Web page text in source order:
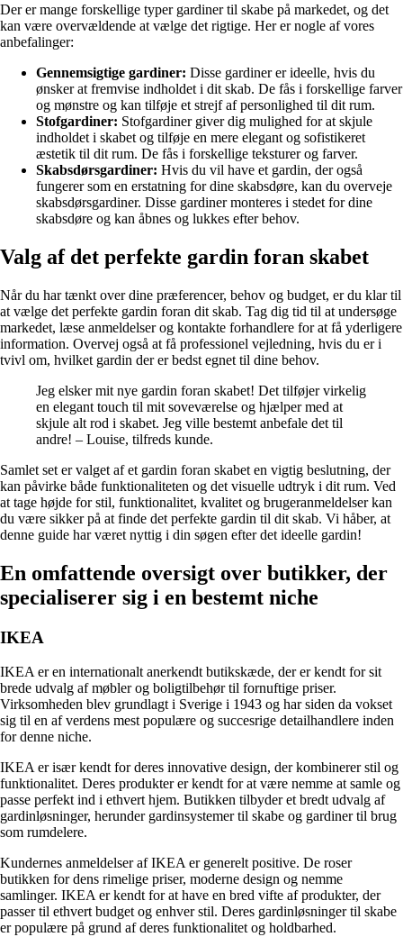
Der er mange forskellige typer gardiner til skabe på markedet, og det
kan være overvældende at vælge det rigtige. Her er nogle af vores
anbefalinger:
Gennemsigtige gardiner: Disse gardiner er ideelle, hvis du
ønsker at fremvise indholdet i dit skab. De fås i forskellige farver
og mønstre og kan tilføje et strejf af personlighed til dit rum.
Stofgardiner: Stofgardiner giver dig mulighed for at skjule
indholdet i skabet og tilføje en mere elegant og sofistikeret
æstetik til dit rum. De fås i forskellige teksturer og farver.
Skabsdørsgardiner: Hvis du vil have et gardin, der også
fungerer som en erstatning for dine skabsdøre, kan du overveje
skabsdørsgardiner. Disse gardiner monteres i stedet for dine
skabsdøre og kan åbnes og lukkes efter behov.
Valg af det perfekte gardin foran skabet
Når du har tænkt over dine præferencer, behov og budget, er du klar til
at vælge det perfekte gardin foran dit skab. Tag dig tid til at undersøge
markedet, læse anmeldelser og kontakte forhandlere for at få yderligere
information. Overvej også at få professionel vejledning, hvis du er i
tvivl om, hvilket gardin der er bedst egnet til dine behov.
Jeg elsker mit nye gardin foran skabet! Det tilføjer virkelig
en elegant touch til mit soveværelse og hjælper med at
skjule alt rod i skabet. Jeg ville bestemt anbefale det til
andre! – Louise, tilfreds kunde.
Samlet set er valget af et gardin foran skabet en vigtig beslutning, der
kan påvirke både funktionaliteten og det visuelle udtryk i dit rum. Ved
at tage højde for stil, funktionalitet, kvalitet og brugeranmeldelser kan
du være sikker på at finde det perfekte gardin til dit skab. Vi håber, at
denne guide har været nyttig i din søgen efter det ideelle gardin!
En omfattende oversigt over butikker, der
specialiserer sig i en bestemt niche
IKEA
IKEA er en internationalt anerkendt butikskæde, der er kendt for sit
brede udvalg af møbler og boligtilbehør til fornuftige priser.
Virksomheden blev grundlagt i Sverige i 1943 og har siden da vokset
sig til en af verdens mest populære og succesrige detailhandlere inden
for denne niche.
IKEA er især kendt for deres innovative design, der kombinerer stil og
funktionalitet. Deres produkter er kendt for at være nemme at samle og
passe perfekt ind i ethvert hjem. Butikken tilbyder et bredt udvalg af
gardinløsninger, herunder gardinsystemer til skabe og gardiner til brug
som rumdelere.
Kundernes anmeldelser af IKEA er generelt positive. De roser
butikken for dens rimelige priser, moderne design og nemme
samlinger. IKEA er kendt for at have en bred vifte af produkter, der
passer til ethvert budget og enhver stil. Deres gardinløsninger til skabe
er populære på grund af deres funktionalitet og holdbarhed.